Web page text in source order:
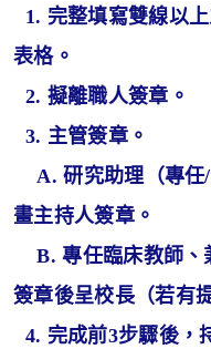
1. 完整填寫雙線以
表格。
2. 擬離職人簽章。
3. 主管簽章。
A. 研究助理（專任/
畫主持人簽章。
B.專任臨床教師、
簽章後呈校長（若有
4. 完成前3步驟後，